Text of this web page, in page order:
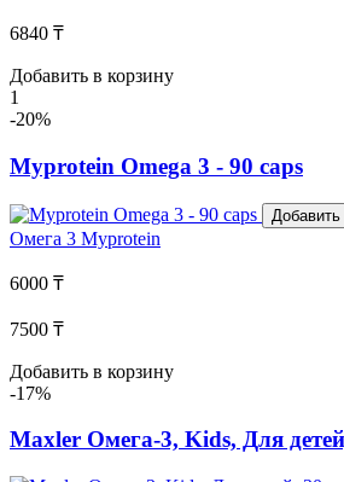
6840 ₸
Добавить в корзину
1
-20%
Myprotein Omega 3 - 90 caps
Омега 3 Myprotein
6000 ₸
7500 ₸
Добавить в корзину
-17%
Maxler Омега-3, Kids, Для